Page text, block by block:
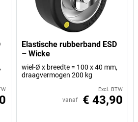
Elastische rubberband ESD
– Wicke
wiel-Ø x breedte = 100 x 40 mm,
draagvermogen 200 kg
Excl. BTW
vanaf € 43,90